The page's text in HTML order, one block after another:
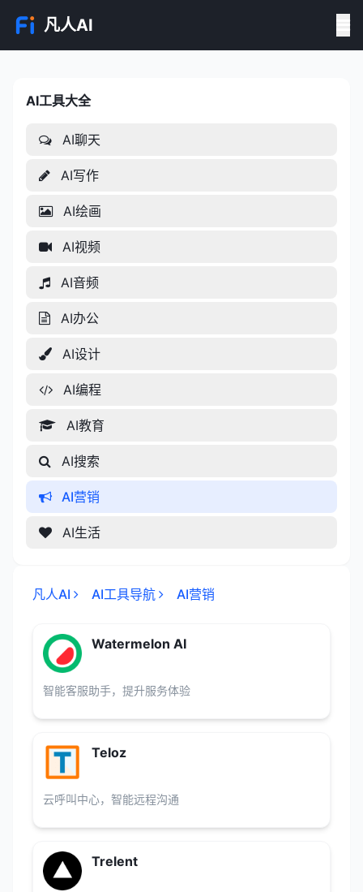
凡人AI
AI工具大全
AI工具大全
AI聊天
AI写作
AI绘画
AI视频
AI音频
AI办公
AI设计
AI编程
AI教育
AI搜索
AI营销
AI生活
凡人AI AI工具导航 AI营销
Watermelon AI
智能客服助手，提升服务体验
Teloz
云呼叫中心，智能远程沟通
Trelent